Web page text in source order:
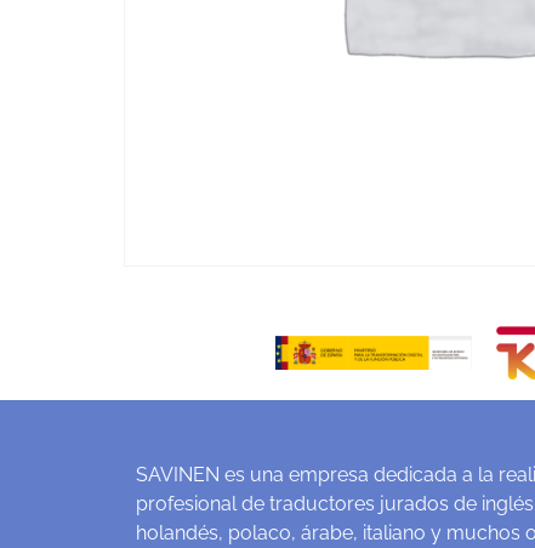
SAVINEN es una empresa dedicada a la
profesional de traductores jurados de
holandés, polaco, árabe, italiano y muchos